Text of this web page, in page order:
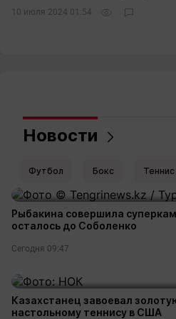
10 июля 2024 01:54
Новости
Футбол Бокс Теннис
Рыбакина совершила
осталось до Соболенко
Сегодня 09:47
Казахстанец завоевал
настольному теннису в США